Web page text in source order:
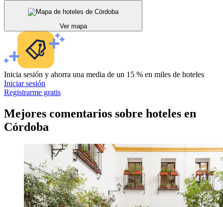
Ver mapa
Inicia sesión y ahorra una media de un 15 % en miles de hoteles
Iniciar sesión
Registrarme gratis
Mejores comentarios sobre hoteles en
Córdoba